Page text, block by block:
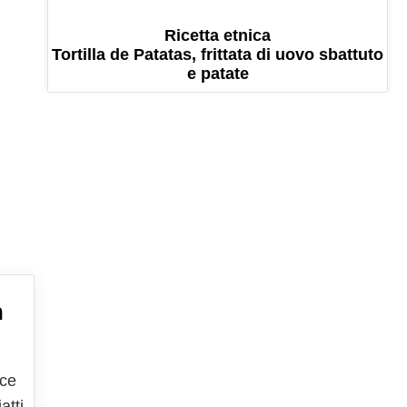
Ricetta etnica
Tortilla de Patatas, frittata di uovo sbattuto
e patate